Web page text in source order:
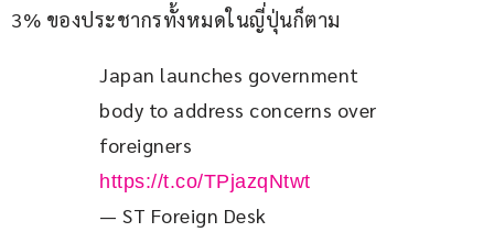
3% ของประชากรทั้งหมดในญี่ปุ่นก็ตาม
Japan launches government
body to address concerns over
foreigners
https://t.co/TPjazqNtwt
— ST Foreign Desk